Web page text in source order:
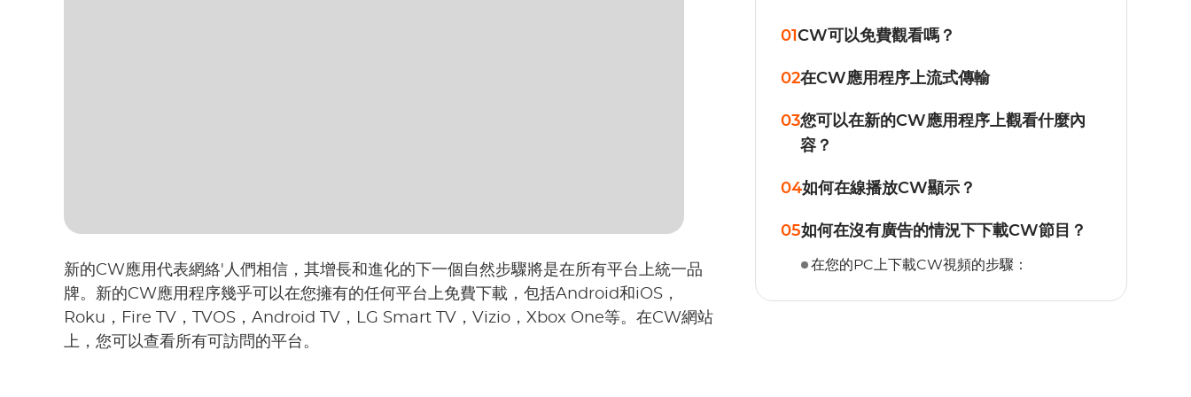
新的CW應用代表網絡'人們相信，其增長和進化的下一個自然步驟將是在所有平台上統一品
牌。新的CW應用程序幾乎可以在您擁有的任何平台上免費下載，包括Android和iOS，
Roku，Fire TV，TVOS，Android TV，LG Smart TV，Vizio，Xbox One等。在CW網站
上，您可以查看所有可訪問的平台。
01 CW可以免費觀看嗎？
02在CW應用程序上流式傳輸
03您可以在新的CW應用程序上觀看什麼內
容？
04如何在線播放CW顯示？
05如何在沒有廣告的情況下下載CW節目？
在您的PC上下載CW視頻的步驟：